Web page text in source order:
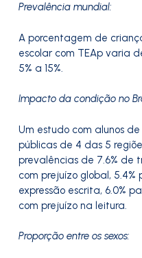
Prevalência mundial:
A porcentagem de
escolar com TEAp varia
5% a 15%.
Impacto da condição no
Um estudo com alunos
públicas de 4 das 5
prevalências de 7.6% de
com prejuízo global,
expressão escrita, 6.0%
com prejuízo na leitura.
Proporção entre os sexos: